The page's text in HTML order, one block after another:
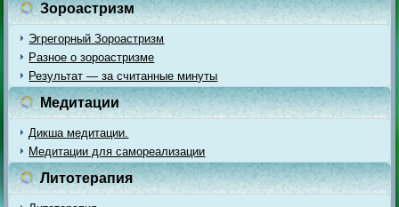
Зороастризм
Эгрегорный Зороастризм
Разное о зороастризме
Результат — за считанные минуты
Медитации
Дикша медитации.
Медитации для самореализации
Литотерапия